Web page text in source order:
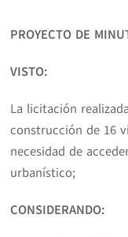
PROYECTO DE
VISTO:
La licitación
construcción de 16
necesidad de
urbanístico;
CONSIDERANDO: